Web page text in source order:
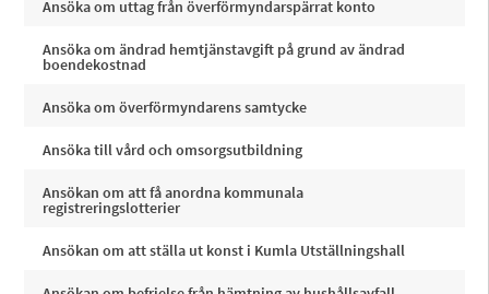
Ansöka om uttag från överförmyndarspärrat konto
Ansöka om ändrad hemtjänstavgift på grund av ändrad
boendekostnad
Ansöka om överförmyndarens samtycke
Ansöka till vård och omsorgsutbildning
Ansökan om att få anordna kommunala
registreringslotterier
Ansökan om att ställa ut konst i Kumla Utställningshall